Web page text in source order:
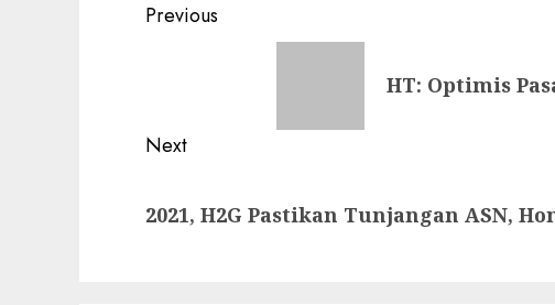
Post
navigation
Previous
HT: Optimis
Next
post:
2021, H2G Pastikan Tunjangan ASN,